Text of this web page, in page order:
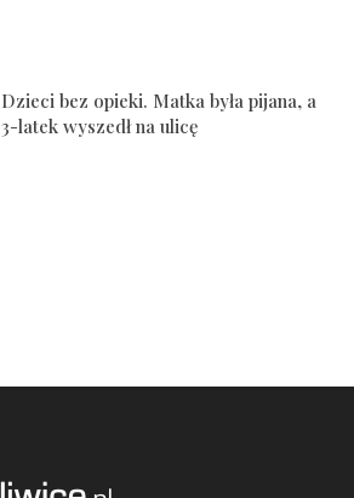
Dzieci bez opieki. Matka była pijana, a
3-latek wyszedł na ulicę